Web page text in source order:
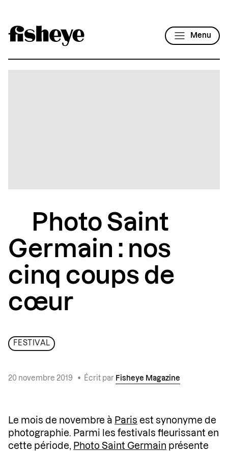
Menu
Photo Saint
Germain : nos
cinq coups de
cœur
FESTIVAL
20 novembre 2019 • Écrit par Fisheye Magazine
Le mois de novembre à Paris est synonyme de
photographie. Parmi les festivals fleurissant en
cette période, Photo Saint Germain présente